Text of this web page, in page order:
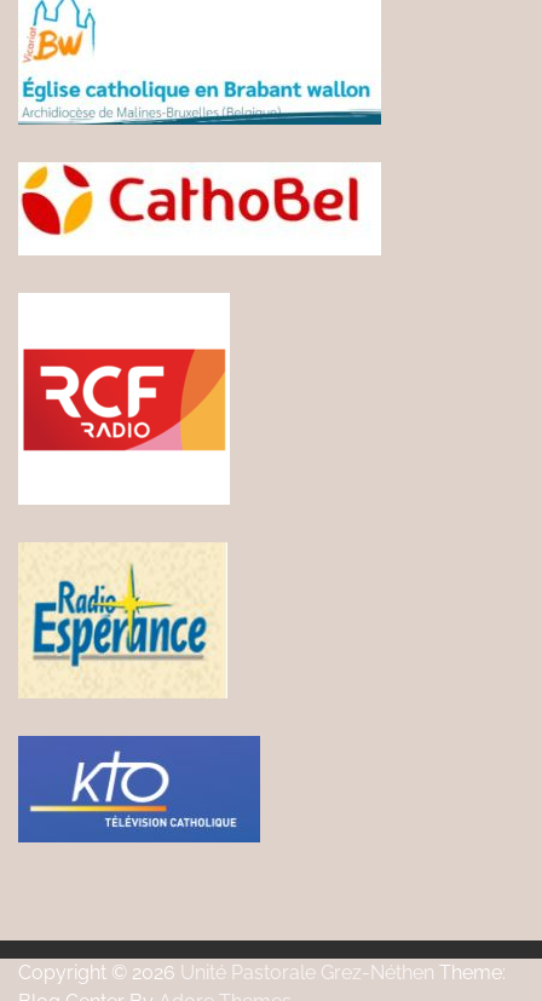
Copyright © 2026 Unité Pastorale Grez-Néthen Theme: